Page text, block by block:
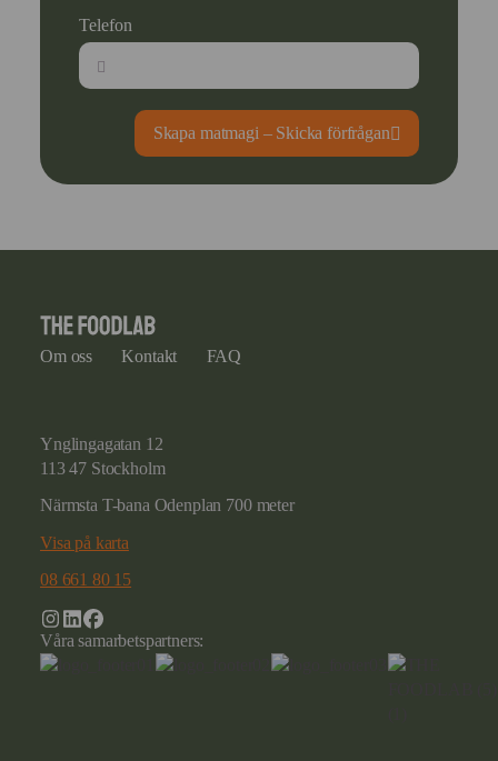
Telefon
Skapa matmagi – Skicka förfrågan
Om oss Kontakt FAQ
Ynglingagatan 12
113 47 Stockholm
Närmsta T-bana Odenplan 700 meter
Visa på karta
08 661 80 15
Våra samarbetspartners: